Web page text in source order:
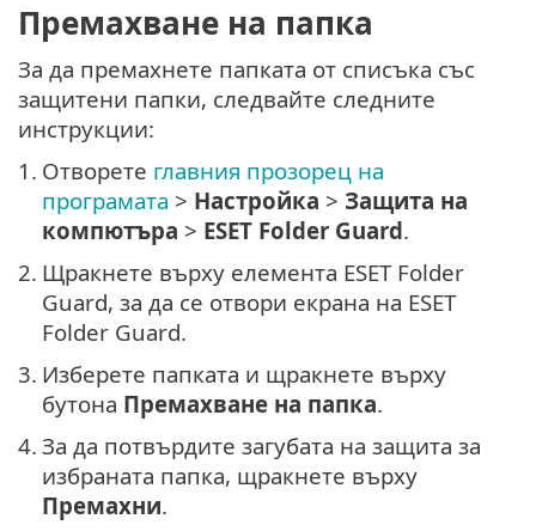
Премахване на папка
За да премахнете папката от списъка със
защитени папки, следвайте следните
инструкции:
1. Отворете главния прозорец на
програмата > Настройка > Защита на
компютъра > ESET Folder Guard.
2. Щракнете върху елемента ESET Folder
Guard, за да се отвори екрана на ESET
Folder Guard.
3. Изберете папката и щракнете върху
бутона Премахване на папка.
4. За да потвърдите загубата на защита за
избраната папка, щракнете върху
Премахни.